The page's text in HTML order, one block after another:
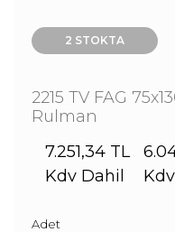
2 STOKTA
2215 TV FAG
Rulman
7.251,34 TL
Kdv Dahil
Adet